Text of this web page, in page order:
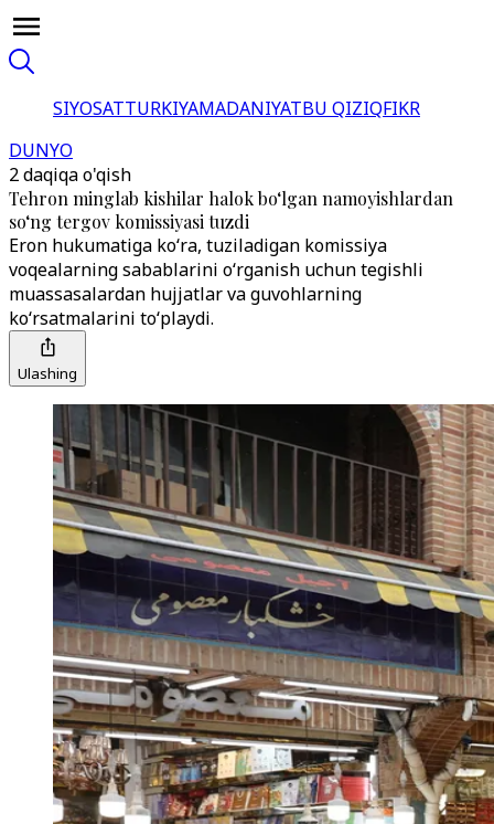
SIYOSATTURKIYAMADANIYATBU QIZIQFIKR
DUNYO
2 daqiqa o'qish
Tehron minglab kishilar halok bo‘lgan namoyishlardan
so‘ng tergov komissiyasi tuzdi
Eron hukumatiga ko‘ra, tuziladigan komissiya
voqealarning sabablarini o‘rganish uchun tegishli
muassasalardan hujjatlar va guvohlarning
ko‘rsatmalarini to‘playdi.
Ulashing